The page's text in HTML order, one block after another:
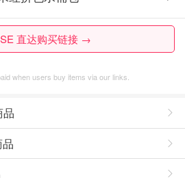
直达购买链接 →
when users buy items via our links.
品